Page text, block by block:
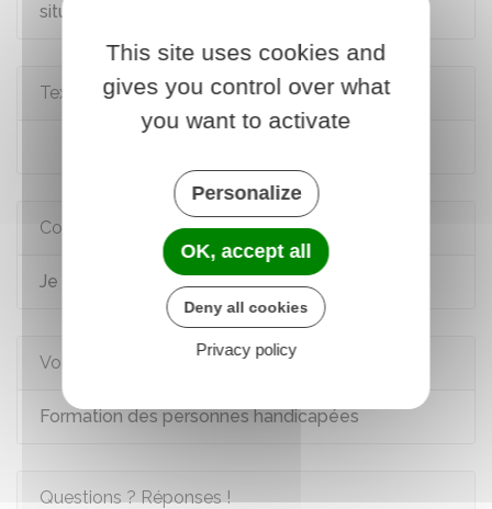
situation de handicap
Textes de référence
Comment faire si...
Je suis en situation de handicap
Voir aussi
Formation des personnes handicapées
Questions ? Réponses !
This site uses cookies and
gives you control over what
you want to activate
Personalize
OK, accept all
Deny all cookies
Privacy policy